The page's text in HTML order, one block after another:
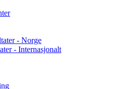
- Norge
- Internasjonalt